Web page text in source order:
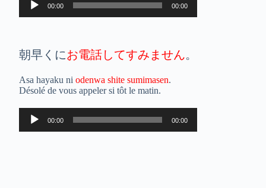
audio
00:00 00:00
朝早くにお電話してすみません。
Asa hayaku niodenwa shite sumimasen.
Désolé de vous appeler si tôt le matin.
Lecteur
audio
00:00 00:00